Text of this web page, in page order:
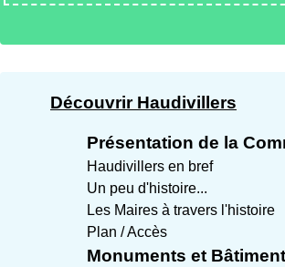
Découvrir Haudivillers
Présentation de la
Haudivillers en bref
Un peu d'histoire...
Les Maires à travers l'histoire
Plan / Accès
Monuments et